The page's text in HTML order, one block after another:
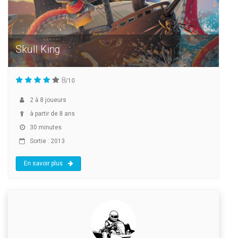
Skull King
8/10
2 à 8 joueurs
à partir de 8 ans
30 minutes
Sortie : 2013
En savoir plus